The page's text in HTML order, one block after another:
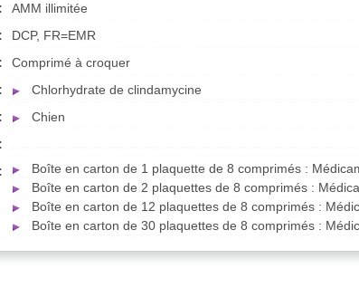
AMM illimitée
DCP, FR=EMR
Comprimé à croquer
Chlorhydrate de clindamycine
Chien
Boîte en carton de 1 plaquette de 8 comprimés :
Boîte en carton de 2 plaquettes de 8 comprimés :
Boîte en carton de 12 plaquettes de 8 comprimés :
Boîte en carton de 30 plaquettes de 8 comprimés :